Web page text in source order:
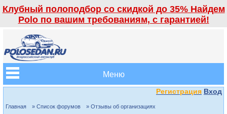
Клубный полоподбор со скидкой до 35% Найдем
Polo по вашим требованиям, с гарантией!
Меню
Регистрация Вход
Главная » Список форумов
» Отзывы об организациях